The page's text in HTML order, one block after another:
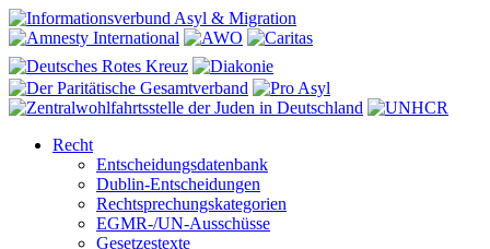
Recht
Entscheidungsdatenbank
Dublin-Entscheidungen
Rechtsprechungskategorien
EGMR-/UN-Ausschüsse
Gesetzestexte